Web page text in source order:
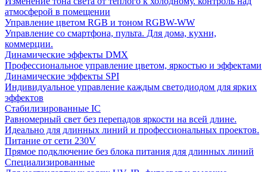
атмосферой в помещении
Управление цветом RGB и тоном RGBW-WW
Управление со смартфона, пульта. Для дома, кухни,
коммерции.
Динамические эффекты DMX
Профессиональное управление цветом, яркостью и эффектами
Динамические эффекты SPI
Индивидуальное управление каждым светодиодом для ярких
эффектов
Стабилизированные IC
Равномерный свет без перепадов яркости на всей длине.
Идеально для длинных линий и профессиональных проектов.
Питание от сети 230V
Прямое подключение без блока питания для длинных линий
Специализированные